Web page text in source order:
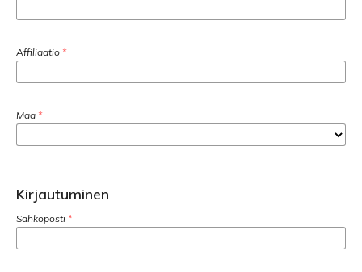
Affiliaatio *
Maa *
Kirjautuminen
Sähköposti *